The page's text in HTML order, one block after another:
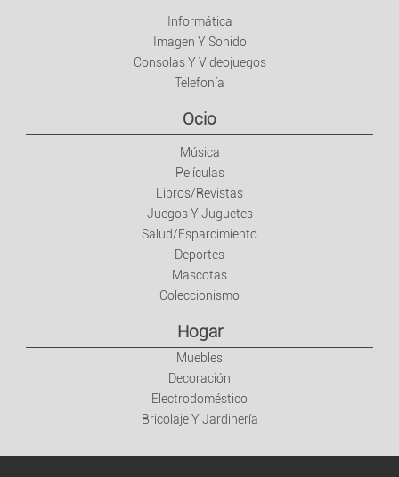
Informática
Imagen Y Sonido
Consolas Y Videojuegos
Telefonía
Ocio
Música
Películas
Libros/Revistas
Juegos Y Juguetes
Salud/Esparcimiento
Deportes
Mascotas
Coleccionismo
Hogar
Muebles
Decoración
Electrodoméstico
Bricolaje Y Jardinería